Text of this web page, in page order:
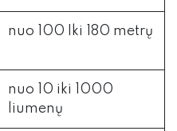
nuo 100 Iki 180 metrų
nuo 10 iki 1000
liumenų